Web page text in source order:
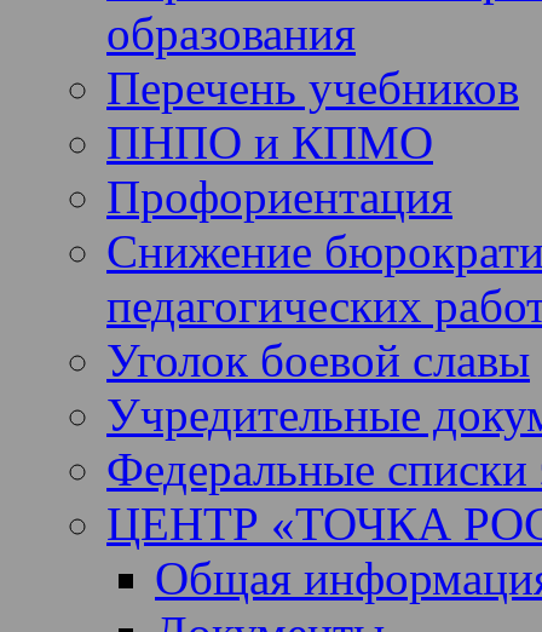
образования
Перечень учебников
ПНПО и КПМО
Профориентация
Снижение
педагогических
Уголок боевой славы
Учредительные
Федеральные списки
ЦЕНТР «ТОЧКА
Общая